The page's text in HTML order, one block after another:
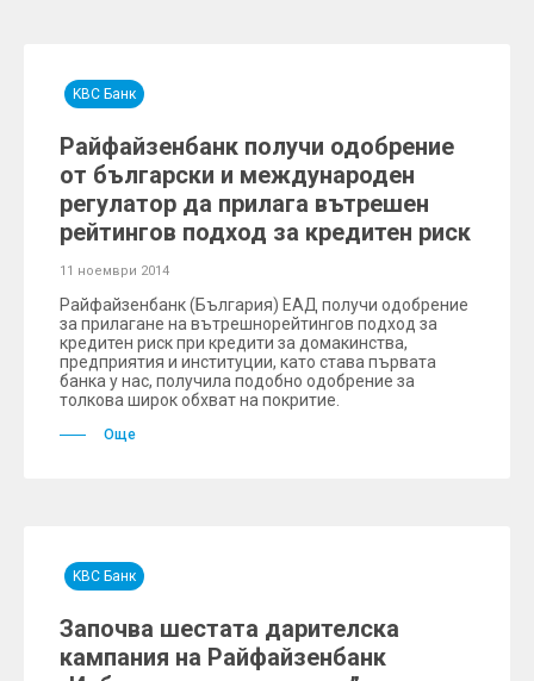
KBC Банк
Райфайзенбанк получи одобрение
от български и международен
регулатор да прилага вътрешен
рейтингов подход за кредитен риск
11 ноември 2014
Райфайзенбанк (България) ЕАД получи одобрение
за прилагане на вътрешнорейтингов подход за
кредитен риск при кредити за домакинства,
предприятия и институции, като става първата
банка у нас, получила подобно одобрение за
толкова широк обхват на покритие.
Още
KBC Банк
Започва шестата дарителска
кампания на Райфайзенбанк